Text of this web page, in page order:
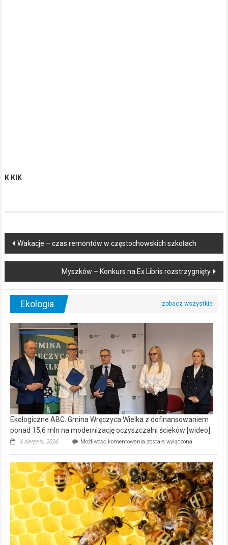
K KIK
Post
navigation
Wakacje – czas remontów w częstochowskich szkołach
Myszków – Konkurs na Ex Libris rozstrzygnięty
Ekologia
Ekologiczne ABC. Gmina Wręczyca Wielka z dofinansowaniem
ponad 15,6 mln na modernizację oczyszczalni ścieków [wideo]
4 sierpnia, 2026 Możliwość komentowania Ekologiczne
Wręczyca
Wielka
z
dofinansowaniem
ponad
15,6
mln
na
modernizację
oczyszczalni
została wyłączona